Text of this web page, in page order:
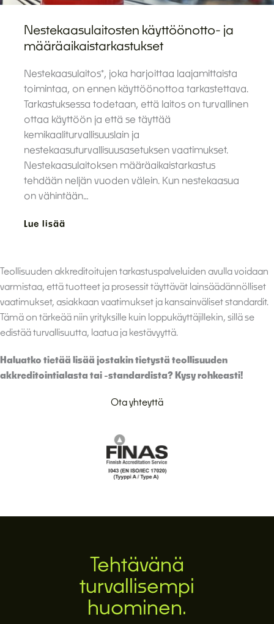
Nestekaasulaitosten käyttöönotto- ja
määräaikaistarkastukset
Nestekaasulaitos*, joka harjoittaa laajamittaista
toimintaa, on ennen käyttöönottoa tarkastettava.
Tarkastuksessa todetaan, että laitos on turvallinen
ottaa käyttöön ja että se täyttää
kemikaaliturvallisuuslain ja
nestekaasuturvallisuusasetuksen vaatimukset.
Nestekaasulaitoksen määräaikaistarkastus
tehdään neljän vuoden välein. Kun nestekaasua
on vähintään…
Lue lisää
Teollisuuden akkreditoitujen tarkastuspalveluiden avulla voidaan
varmistaa, että tuotteet ja prosessit täyttävät lainsäädännölliset
vaatimukset, asiakkaan vaatimukset ja kansainväliset standardit.
Tämä on tärkeää niin yrityksille kuin loppukäyttäjillekin, sillä se
edistää turvallisuutta, laatua ja kestävyyttä.
Haluatko tietää lisää jostakin tietystä teollisuuden
akkreditointialasta tai -standardista? Kysy rohkeasti!
Ota yhteyttä
Tehtävänä
turvallisempi
huominen.